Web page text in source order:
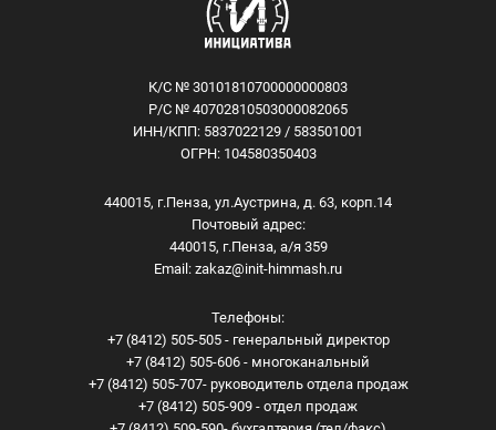
К/С № 30101810700000000803
Р/С № 40702810503000082065
ИНН/КПП: 5837022129 / 583501001
ОГРН: 104580350403
440015, г.Пенза, ул.Аустрина, д. 63, корп.14
Почтовый адрес:
440015, г.Пенза, а/я 359
Email: zakaz@init-himmash.ru
Телефоны:
+7 (8412) 505-505 - генеральный директор
+7 (8412) 505-606 - многоканальный
+7 (8412) 505-707- руководитель отдела продаж
+7 (8412) 505-909 - отдел продаж